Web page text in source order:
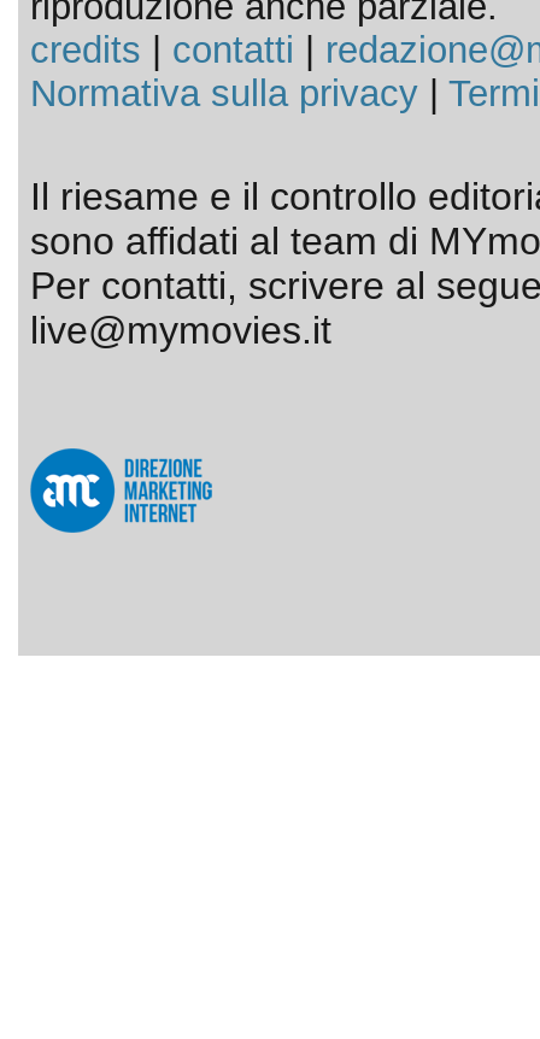
credits
contatti
Normativa sulla privacy|
Il riesame e il controllo
sono affidati al team di
Per contatti, scrivere al
live@mymovies.it